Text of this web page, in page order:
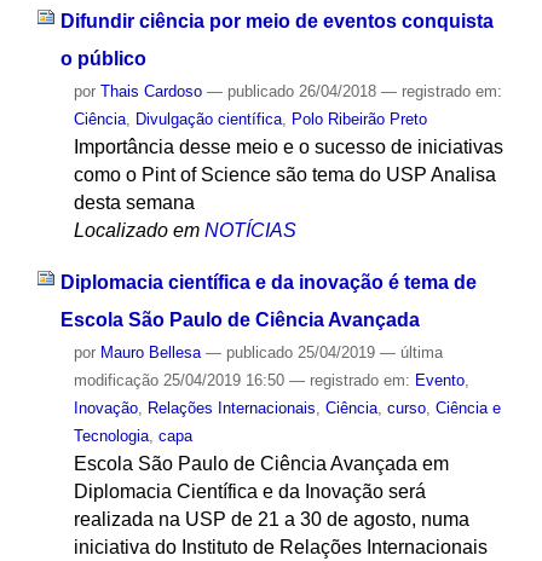
Difundir ciência por meio de eventos conquista
o público
por Thais Cardoso — publicado26/04/2018 — registrado em:
Ciência, Divulgação científica, Polo Ribeirão Preto
Importância desse meio e o sucesso de iniciativas
como o Pint of Science são tema do USP Analisa
desta semana
Localizado em NOTÍCIAS
Diplomacia científica e da inovação é tema de
Escola São Paulo de Ciência Avançada
por Mauro Bellesa — publicado25/04/2019 — última
modificação25/04/2019 16:50 — registrado em: Evento,
Inovação, Relações Internacionais Ciência, curso, Ciência e
Tecnologia, capa
Escola São Paulo de Ciência Avançada em
Diplomacia Científica e da Inovação será
realizada na USP de 21 a 30 de agosto, numa
iniciativa do Instituto de Relações Internacionais